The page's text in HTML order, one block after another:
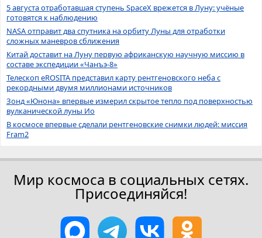
5 августа отработавшая ступень SpaceX врежется в Луну: учёные
готовятся к наблюдению
NASA отправит два спутника на орбиту Луны для отработки
сложных маневров сближения
Китай доставит на Луну первую африканскую научную миссию в
составе экспедиции «Чанъэ-8»
Телескоп eROSITA представил карту рентгеновского неба с
рекордными двумя миллионами источников
Зонд «Юнона» впервые измерил скрытое тепло под поверхностью
вулканической луны Ио
В космосе впервые сделали рентгеновские снимки людей: миссия
Fram2
Мир космоса в социальных сетях.
Присоединяйся!